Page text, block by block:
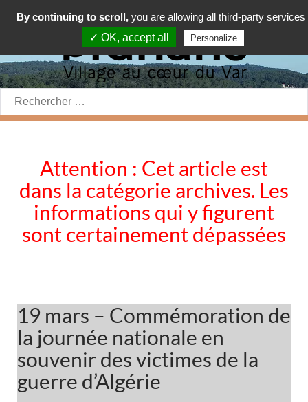
Rechercher:
Attention : Cet article est
dans la catégorie archives. Les
informations qui y figurent
sont certainement dépassées
19 mars – Commémoration de
la journée nationale en
souvenir des victimes de la
guerre d’Algérie
By continuing to scroll, you are allowing all third-party services
✓ OK, accept all
Personalize